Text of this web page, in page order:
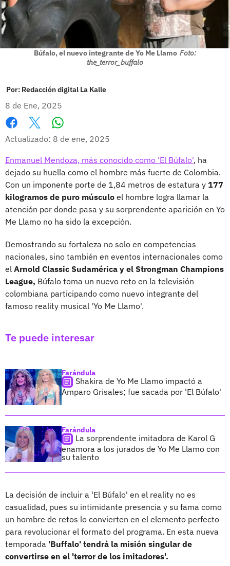
Búfalo, el nuevo integrante de Yo Me Llamo Foto:
the_terror_buffalo
Por: Redacción digital La Kalle
8 de Ene, 2025
Facebook
X
Actualizado: 8 de ene, 2025
Enmanuel Mendoza, más conocido como 'El Búfalo', ha
dejado su huella como el hombre más fuerte de Colombia.
Con un imponente porte de 1,84 metros de estatura y 177
kilogramos de puro músculo el hombre logra llamar la
atención por donde pasa y su sorprendente aparición en Yo
Me Llamo no ha sido la excepción.
Demostrando su fortaleza no solo en competencias
nacionales, sino también en eventos internacionales como
el Arnold Classic Sudamérica y el Strongman Champions
League, Búfalo toma un nuevo reto en la televisión
colombiana participando como nuevo integrante del
famoso reality musical 'Yo Me Llamo'.
Te puede interesar
Farándula
Shakira de Yo Me Llamo impactó a
Amparo Grisales; fue sacada por 'El Búfalo'
Farándula
La sorprendente imitadora de Karol G
enamora a los jurados de Yo Me Llamo con
su talento
La decisión de incluir a 'El Búfalo' en el reality no es
casualidad, pues su intimidante presencia y su fama como
un hombre de retos lo convierten en el elemento perfecto
para revolucionar el formato del programa. En esta nueva
temporada 'Buffalo' tendrá la misión singular de
convertirse en el 'terror de los imitadores'.